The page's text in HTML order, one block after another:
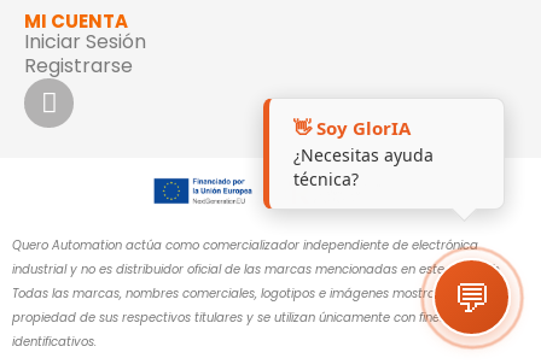
MI CUENTA
Iniciar Sesión
Registrarse
👋 Soy GlorIA
¿Necesitas ayuda
técnica?
💬
Quero Automation actúa como comercializador independiente de electrónica
industrial y no es distribuidor oficial de las marcas mencionadas en este sitio web.
Todas las marcas, nombres comerciales, logotipos e imágenes mostrados son
propiedad de sus respectivos titulares y se utilizan únicamente con fines
identificativos.